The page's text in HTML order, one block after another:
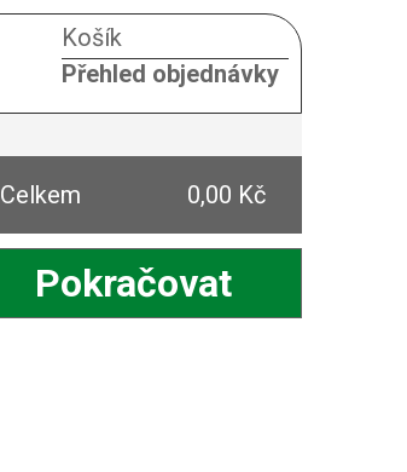
Košík
Přehled objednávky
Celkem 0,00 Kč
Pokračovat